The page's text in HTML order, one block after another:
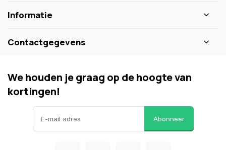
Informatie
Contactgegevens
We houden je graag op de hoogte van
kortingen!
Abonneer